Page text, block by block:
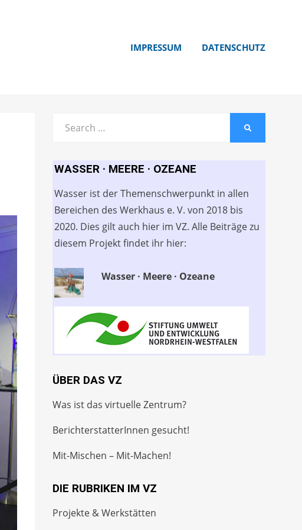
IMPRESSUM DATENSCHUTZ
WASSER · MEERE · OZEANE
Wasser ist der Themenschwerpunkt in allen
Bereichen des Werkhaus e. V. von 2018 bis
2020. Dies gilt auch hier im VZ. Alle Beiträge zu
diesem Projekt findet ihr hier:
Wasser · Meere · Ozeane
ÜBER DAS VZ
Was ist das virtuelle Zentrum?
BerichterstatterInnen gesucht!
Mit-Mischen – Mit-Machen!
DIE RUBRIKEN IM VZ
Projekte & Werkstätten